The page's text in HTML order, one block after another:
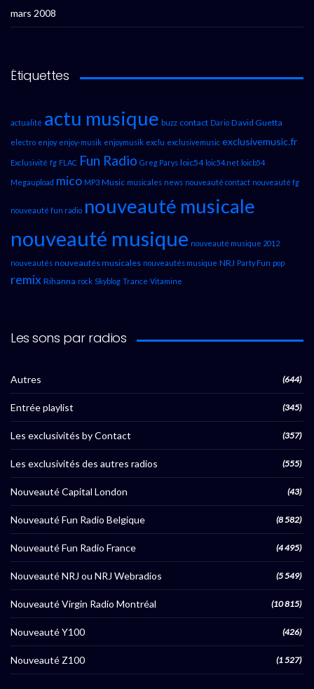
mars 2008
Étiquettes
actualité actu musique buzz contact Dario David Guetta
electro enjoy enjoy-musik enjoymusik exclu exclusivemusic exclusivemusic.fr
Exclusivité fg FLAC Fun Radio Greg Parys loic54 loic54.net loicb54
Megaupload mico MP3 Music musicales news nouveauté contact nouveauté fg
nouveauté fun radio nouveauté musicale
nouveauté musique nouveauté musique 2012
nouveautés nouveautés musicales nouveautés musique NRJ Party Fun pop
remix Rihanna rock Skyblog Trance Vitamine
Les sons par radios
Autres (644)
Entrée playlist (345)
Les exclusivités by Contact (357)
Les exclusivités des autres radios (555)
Nouveauté Capital London (43)
Nouveauté Fun Radio Belgique (8 582)
Nouveauté Fun Radio France (4 495)
Nouveauté NRJ ou NRJ Webradios (5 549)
Nouveauté Virgin Radio Montréal (10 815)
Nouveauté Y100 (426)
Nouveauté Z100 (1 527)